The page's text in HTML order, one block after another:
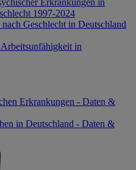
1997-2024
Geschlecht in Deutschland
in
Erkrankungen - Daten &
in Deutschland - Daten &